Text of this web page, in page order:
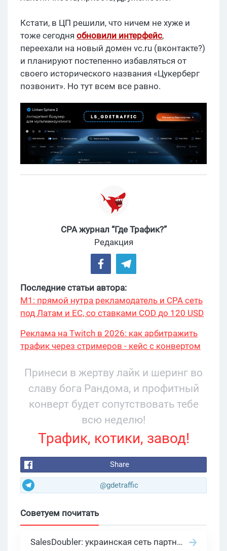
Кстати, в ЦП решили, что ничем не хуже и
тоже сегодня обновили интерфейс,
переехали на новый домен vc.ru (вконтакте?)
и планируют постепенно избавляться от
своего исторического названия «Цукерберг
позвонит». Но тут всем все равно.
CPA журнал “Где Трафик?”
Редакция
Последние статьи автора:
М1: прямой нутра рекламодатель и CPA сеть
под Латам и ЕС, со ставками COD до 120 USD
Реклама на Twitch в 2026: как арбитражить
трафик через стримеров - кейс с конвертом
Принеси в жертву лайк и шеринг во
славу бога Рандома, и профитный
конверт будет сопутствовать тебе
всю неделю!
Трафик, котики, завод!
Share
@gdetraffic
Советуем почитать
SalesDoubler: украинская сеть партнерских программ с оплатой за действие